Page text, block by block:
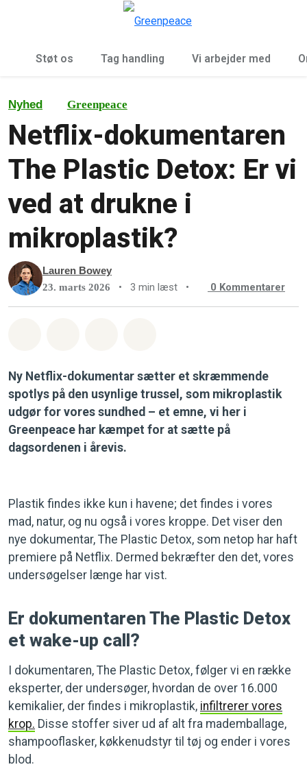
Støt os Tag handling Vi arbejder med
Nyhed Greenpeace
Netflix-dokumentaren
The Plastic Detox: Er vi
ved at drukne i
mikroplastik?
Lauren Bowey
23. marts 2026 • 3 min læst • 0 Kommentarer
Ny Netflix-dokumentar sætter et skræmmende
spotlys på den usynlige trussel, som mikroplastik
udgør for vores sundhed – et emne, vi her i
Greenpeace har kæmpet for at sætte på
dagsordenen i årevis.
Plastik findes ikke kun i havene; det findes i vores
mad, natur, og nu også i vores kroppe. Det viser den
nye dokumentar, The Plastic Detox, som netop har haft
premiere på Netflix. Dermed bekræfter den det, vores
undersøgelser længe har vist.
Er dokumentaren The Plastic Detox
et wake-up call?
I dokumentaren, The Plastic Detox, følger vi en række
eksperter, der undersøger, hvordan de over 16.000
kemikalier, der findes i mikroplastik, infiltrerer vores
krop. Disse stoffer siver ud af alt fra mademballage,
shampooflasker, køkkenudstyr til tøj og ender i vores
blod.